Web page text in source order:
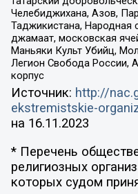
Челебиджихана, Азов,
Таджикистана, Народная
джамаат, московская
Маньяки Культ Убийц,
Легион Свобода России,
корпус
Источник: http://
ekstremistskie-
на 16.11.2023
* Перечень
религиозных
которых судом